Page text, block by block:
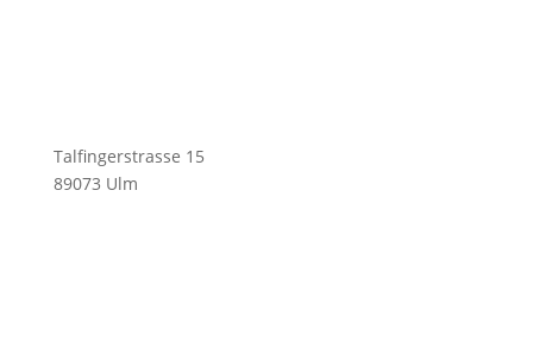
Talfingerstrasse 15
89073 Ulm